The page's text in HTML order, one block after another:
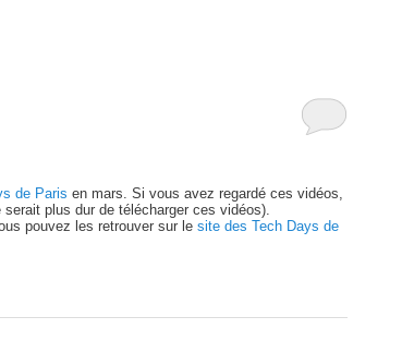
de Paris en mars. Si vous avez regardé ces vidéos,
plus dur de télécharger ces vidéos).
pouvez les retrouver sur le site des Tech Days de